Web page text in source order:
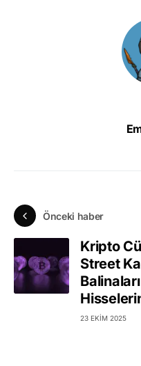
Önceki haber
Kripto
Street
23 EKIM 2025